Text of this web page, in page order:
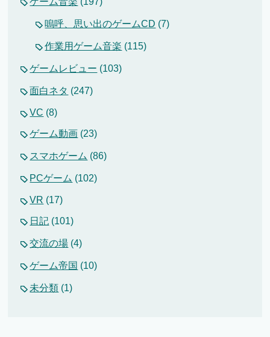
嗚呼、思い出のゲームCD (7)
作業用ゲーム音楽 (115)
ゲームレビュー (103)
面白ネタ (247)
VC (8)
ゲーム動画 (23)
スマホゲーム (86)
PCゲーム (102)
VR (17)
日記 (101)
交流の場 (4)
ゲーム帝国 (10)
未分類 (1)